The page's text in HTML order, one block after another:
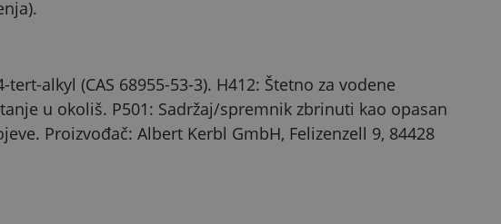
alkyl (CAS 68955-53-3). H412: Štetno za vodene
u okoliš. P501: Sadržaj/spremnik zbrinuti kao opasan
Proizvođač: Albert Kerbl GmbH, Felizenzell 9, 84428